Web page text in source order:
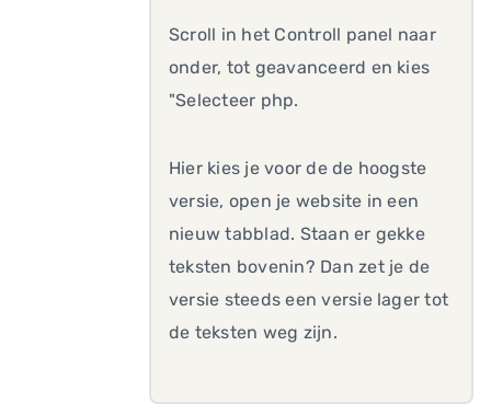
Scroll in het Controll panel naar
onder, tot geavanceerd en kies
"Selecteer php.
Hier kies je voor de de hoogste
versie, open je website in een
nieuw tabblad. Staan er gekke
teksten bovenin? Dan zet je de
versie steeds een versie lager tot
de teksten weg zijn.